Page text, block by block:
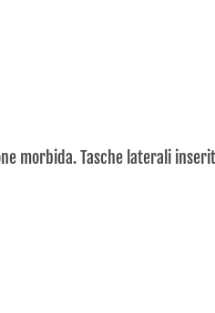
morbida. Tasche laterali